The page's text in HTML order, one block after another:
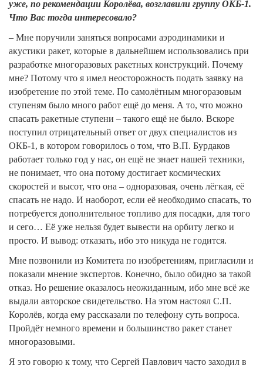
уже, по рекомендации Королёва, возглавили группу ОКБ-1.
Что Вас тогда интересовало?
– Мне поручили заняться вопросами аэродинамики и
акустики ракет, которые в дальнейшем использовались при
разработке многоразовых ракетных конструкций. Почему
мне? Потому что я имел неосторожность подать заявку на
изобретение по этой теме. По самолётным многоразовым
ступеням было много работ ещё до меня. А то, что можно
спасать ракетные ступени – такого ещё не было. Вскоре
поступил отрицательный ответ от двух специалистов из
ОКБ-1, в котором говорилось о том, что В.П. Бурдаков
работает только год у нас, он ещё не знает нашей техники,
не понимает, что она потому достигает космических
скоростей и высот, что она – одноразовая, очень лёгкая, её
спасать не надо. И наоборот, если её необходимо спасать, то
потребуется дополнительное топливо для посадки, для того
и сего… Её уже нельзя будет вывести на орбиту легко и
просто. И вывод: отказать, ибо это никуда не годится.
Мне позвонили из Комитета по изобретениям, пригласили и
показали мнение экспертов. Конечно, было обидно за такой
отказ. Но решение оказалось неожиданным, ибо мне всё же
выдали авторское свидетельство. На этом настоял С.П.
Королёв, когда ему рассказали по телефону суть вопроса.
Пройдёт немного времени и большинство ракет станет
многоразовыми.
Я это говорю к тому, что Сергей Павлович часто заходил в